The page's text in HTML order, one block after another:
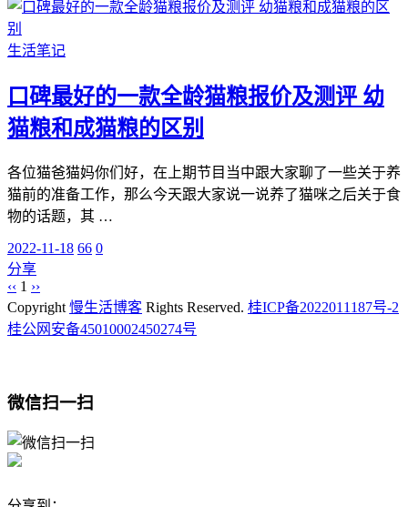
生活笔记
口碑最好的一款全龄猫粮报价及测评 幼
猫粮和成猫粮的区别
各位猫爸猫妈你们好，在上期节目当中跟大家聊了一些关于养
猫前的准备工作，那么今天跟大家说一说养了猫咪之后关于食
物的话题，其 …
2022-11-18 66 0
分享
‹‹ 1 ››
Copyright 慢生活博客 Rights Reserved. 桂ICP备2022011187号-2
桂公网安备45010002450274号
微信扫一扫